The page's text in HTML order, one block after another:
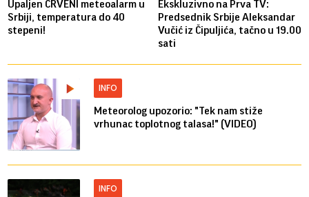
Upaljen CRVENI meteoalarm u
Srbiji, temperatura do 40
stepeni!
Ekskluzivno na Prva TV:
Predsednik Srbije Aleksandar
Vučić iz Čipuljića, tačno u 19.00
sati
INFO
Meteorolog upozorio: "Tek nam stiže
vrhunac toplotnog talasa!" (VIDEO)
INFO